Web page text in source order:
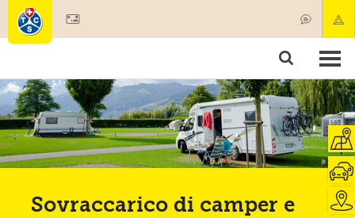
Societariato & prestazioni
Test, sicurezza & salute
Sovraccarico di camper e